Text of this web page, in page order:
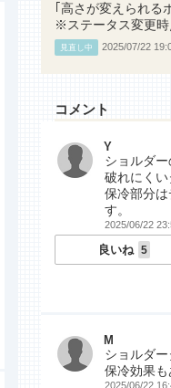
｢高さが変えられ
※ステータス変更時
見直し中 2025/07/22
コメント
Y
ショルダー
破れにく
保冷部分
す。
2025/06/22
良いね 5
M
ショルダ
保冷効果も
2025/06/22